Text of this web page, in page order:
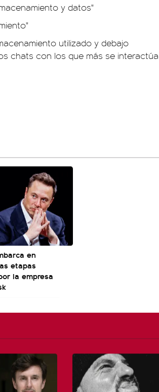
y datos"
utilizado y debajo
chats con los que más se
en
etapas
la empresa